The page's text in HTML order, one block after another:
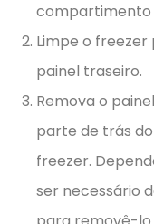
compartimento
Limpe o freezer
painel traseiro.
Remova o
parte de trás
freezer.
ser necessário